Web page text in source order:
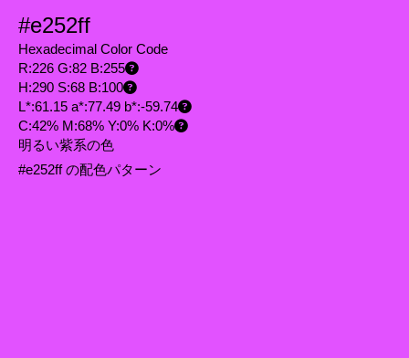
#e252ff
Hexadecimal Color Code
R:226 G:82 B:255
H:290 S:68 B:100
L*:61.15 a*:77.49 b*:-59.74
C:42% M:68% Y:0% K:0%
明るい紫系の色
#e252ff の配色パターン